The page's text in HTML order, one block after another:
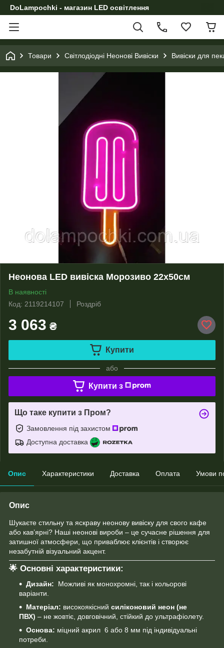
DoLampochki - магазин LED освітлення
Товари Світлодіодні Неонові Вивіски Вивіски для
Неонова LED вивіска Морозиво 22х50см
В наявності
Код: 2119214107
Роздріб
3 063 ₴
Купити
або
Купити з
Що таке купити з Пром?
Замовлення під захистом
Доступна доставка
Опис Характеристики Доставка Оплата Умови
Опис
Шукаєте стильну та яскраву неонову вивіску для свого кафе
або кав’ярні? Наші неонові вироби – це сучасне рішення для
затишної атмосфери, що приваблює клієнтів і створює
незабутній візуальний акцент.
🌟 Основні характеристики:
Дизайн: Можливі як монохромні, так і кольорові
варіанти.
Матеріал: високоякісний силіконовий неон (не
ПВХ) – не жовтіє, довговічний, стійкий до ультрафіолету.
Основа: міцний акрил 6 або 8 мм під індивідуальні
потреби.